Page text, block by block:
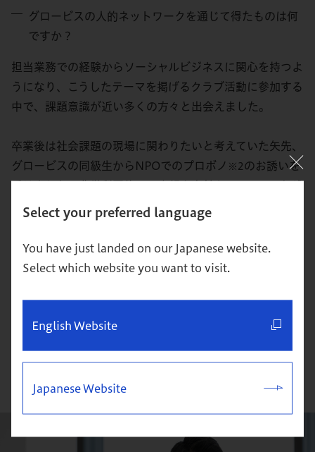
Select your preferred language
You have just landed on our Japanese website.
Select which website you want to visit.
English Website
Japanese Website
グロービスの人的ネットワークを通じて得たものは何
ですか？
担当業務での経験からソーシャルビジネスに関心を持つよ
うになり、こうしたテーマを掲げるクラブ活動に参加する
中で、課題意識が近い多くの方々と出会えました。
卒業後は社会課題の現場に関わりたいと考えていた矢先、
グロービスの同級生からNPOでのプロボノ ※2 のお誘いを
に関わり、たくさんの学びを得ています。また、地元の地
加し、その中でクラブ活動を通じて知り合った団体の代表
の方とともにイベントを企画しました。このように、グ
画でき、自分の可能性の広がりを日々実感しています。
知識を活かして取り組むボランティア活動のこと。